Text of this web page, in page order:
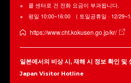
콜 센터로 건 전화 요금이 부과됩니다.
평일 10:00~16:00 ( 토일공휴일 · 12/
https://www.cht.kokusen.go.jp/kr/
일본에서의 비상 시, 재해 시 정보 확인 및
Japan Visitor Hotline